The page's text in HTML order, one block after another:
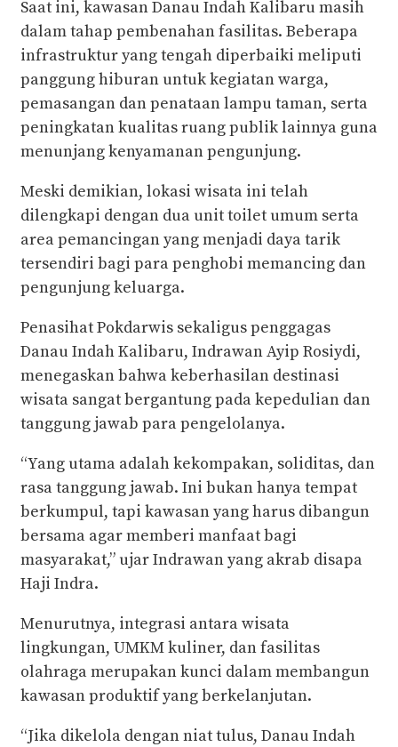
Saat ini, kawasan Danau Indah Kalibaru masih
dalam tahap pembenahan fasilitas. Beberapa
infrastruktur yang tengah diperbaiki meliputi
panggung hiburan untuk kegiatan warga,
pemasangan dan penataan lampu taman, serta
peningkatan kualitas ruang publik lainnya guna
menunjang kenyamanan pengunjung.
Meski demikian, lokasi wisata ini telah
dilengkapi dengan dua unit toilet umum serta
area pemancingan yang menjadi daya tarik
tersendiri bagi para penghobi memancing dan
pengunjung keluarga.
Penasihat Pokdarwis sekaligus penggagas
Danau Indah Kalibaru, Indrawan Ayip Rosiydi,
menegaskan bahwa keberhasilan destinasi
wisata sangat bergantung pada kepedulian dan
tanggung jawab para pengelolanya.
“Yang utama adalah kekompakan, soliditas, dan
rasa tanggung jawab. Ini bukan hanya tempat
berkumpul, tapi kawasan yang harus dibangun
bersama agar memberi manfaat bagi
masyarakat,” ujar Indrawan yang akrab disapa
Haji Indra.
Menurutnya, integrasi antara wisata
lingkungan, UMKM kuliner, dan fasilitas
olahraga merupakan kunci dalam membangun
kawasan produktif yang berkelanjutan.
“Jika dikelola dengan niat tulus, Danau Indah